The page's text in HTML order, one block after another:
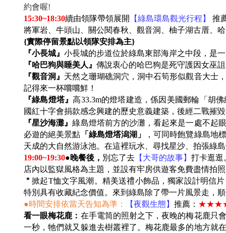
約會喔!
15:30~18:30續由領隊帶領展開 【綠島環島觀光行程】 推
將軍岩、牛頭山、關公閱春秋、觀音洞、柚子湖古厝
{實際停留景點以領隊安排為主}
『小長城』 小長城的步道位於綠島東部海岸之中段，是
『哈巴狗與睡美人』 傳說衷心的哈巴狗是死守護因女巫
『觀音洞』 天然之珊瑚礁洞穴，洞中石筍形似觀音大士
記得來一杯嚐嚐鮮！
『綠島燈塔』高33.3m的燈塔建造，係因美國郵輪「胡
國紅十字會捐款感念興建的歷史意義建築，後經二戰摧
『星沙海灘』綠島燈塔前方的沙灘，看起來是一處不起
必遊的絕美景點 「綠島燈塔潟湖」
，可同時飽覽綠島地
天成的大自然游泳池。在這裡玩水、尋找星沙、拍張綠
19:00~19:30●晚餐後， 別忘了去 【大哥的故事】 打卡逛
店內以監獄風格為主題，並設有牢房供遊客免費盡情拍
＂掀起T恤文字風潮。精美送禮小飾品，獨家設計明信
特別具有收藏紀念價值。來到綠島除了帶一片風景走，
●時間安排依當天告知為準：
【夜觀生態】 推薦：
看一眼梅花鹿： 在手電筒的照射之下，夜晚的梅花鹿只
一秒，牠們就又躲進去樹叢裡了。梅花鹿最多的地方就